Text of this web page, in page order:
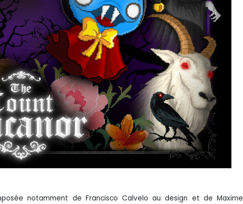
notamment de Francisco Calvelo au design et de Maxime